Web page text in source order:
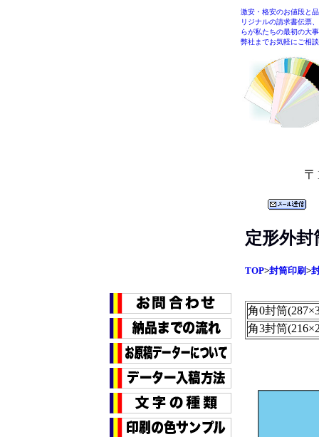
激安・格安のお値段と
リジナルの請求書伝票
らが私たちの最初の大
弊社までお気軽にご相
定形外封
TOP>封筒印刷>
角0封筒
角3封筒